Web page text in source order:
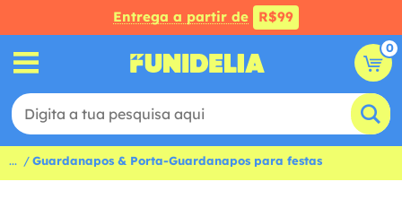
Entrega a partir de R$99
0
... Guardanapos & Porta-Guardanapos para festas